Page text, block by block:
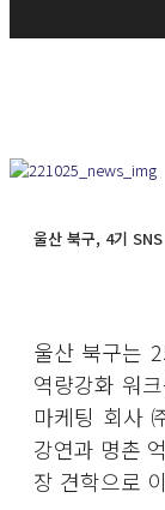
울산 북구, 4기
울산 북구는
역량강화 워
마케팅 회사
강연과 명촌
장 견학으로